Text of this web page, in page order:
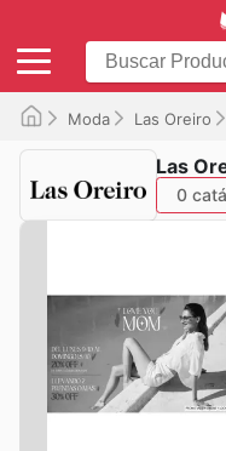
Moda Las Oreiro
Las
0